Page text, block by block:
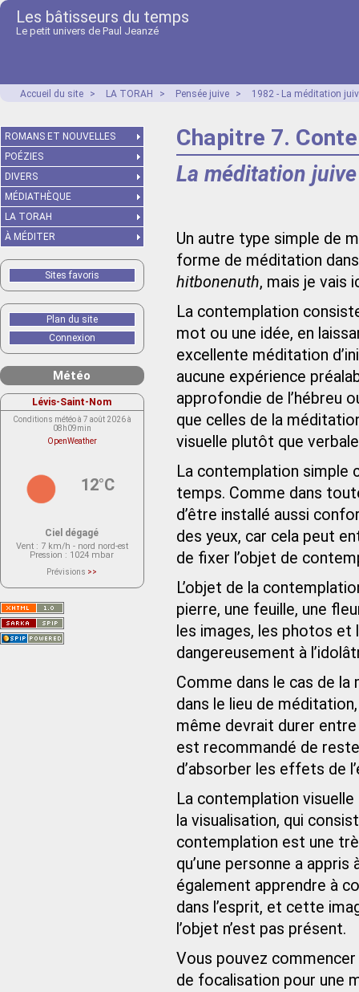
Les bâtisseurs du temps
Le petit univers de Paul Jeanzé
Accueil du site > LA TORAH > Pensée juive > 1982 - La méditation
Chapitre 7.
La méditation juive
Un autre type simple de
forme de méditation
hitbonenuth, mais je vais
La contemplation
mot ou une idée, en
excellente méditation
aucune expérience
approfondie de l’hébreu
que celles de la
visuelle plutôt que
La contemplation simple
temps. Comme dans
d’être installé aussi
des yeux, car cela peut
de fixer l’objet de
L’objet de la
pierre, une feuille, une
les images, les photos
dangereusement à
Comme dans le cas de
dans le lieu de
même devrait durer
est recommandé de
d’absorber les effets de
La contemplation visuelle
la visualisation, qui
contemplation est une
qu’une personne a
également apprendre à
dans l’esprit, et cette
l’objet n’est pas présent.
Vous pouvez
de focalisation pour une
ROMANS ET NOUVELLES
POÉZIES
DIVERS
MÉDIATHÈQUE
LA TORAH
À MÉDITER
Sites favoris
Plan du site
Connexion
Météo
Lévis-Saint-Nom
Conditions météo à 7 août 2026 à
08h09min
OpenWeather
12°C
Ciel dégagé
Vent : 7 km/h - nord nord-est
Pression : 1024 mbar
Prévisions >>
actuellement aucune prévision
Saint-Nom.
Veuillez consulter le message du
service ci-dessous.
(401 - Invalid API key. Please see
https://openweathermap.org/faq#error401